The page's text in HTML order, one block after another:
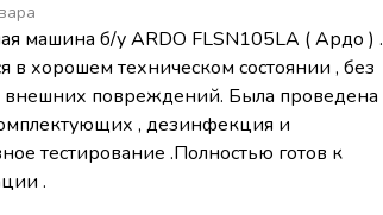
машина б/у ARDO FLSN105LA ( Ардо ) .
в хорошем техническом состоянии , без
повреждений. Была проведена
, дезинфекция и
тестирование .Полностью готов к
.